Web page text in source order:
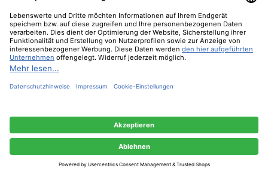
"Winter Deers white" - Trend Mug und
Geschenkebox von PPD